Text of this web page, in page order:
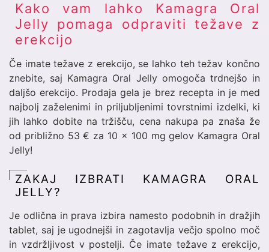
Kako vam lahko Kamagra Oral
Jelly pomaga odpraviti težave z
erekcijo
Če imate težave z erekcijo, se lahko teh težav končno
znebite, saj Kamagra Oral Jelly omogoča trdnejšo in
daljšo erekcijo. Prodaja gela je brez recepta in je med
najbolj zaželenimi in priljubljenimi tovrstnimi izdelki, ki
jih lahko dobite na tržišču, cena nakupa pa znaša že
od približno 53 € za 10 x 100 mg gelov Kamagra Oral
Jelly!
ZAKAJ IZBRATI KAMAGRA ORAL
JELLY?
Je odlična in prava izbira namesto podobnih in dražjih
tablet, saj je ugodnejši in zagotavlja večjo spolno moč
in vzdržljivost v postelji. Če imate težave z erekcijo,